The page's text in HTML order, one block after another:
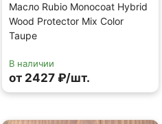
Масло Rubio Monocoat Hybrid
Wood Protector Mix Color
Taupe
В наличии
от 2427 ₽/шт.